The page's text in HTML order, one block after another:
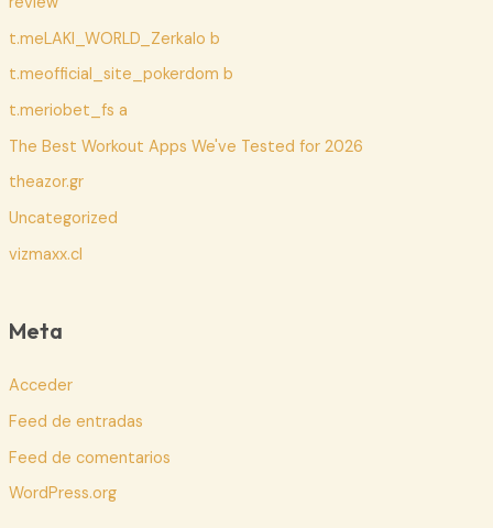
t.meLAKI_WORLD_Zerkalo b
t.meofficial_site_pokerdom b
t.meriobet_fs a
The Best Workout Apps We've Tested for 2026
theazor.gr
Uncategorized
vizmaxx.cl
Meta
Acceder
Feed de entradas
Feed de comentarios
WordPress.org